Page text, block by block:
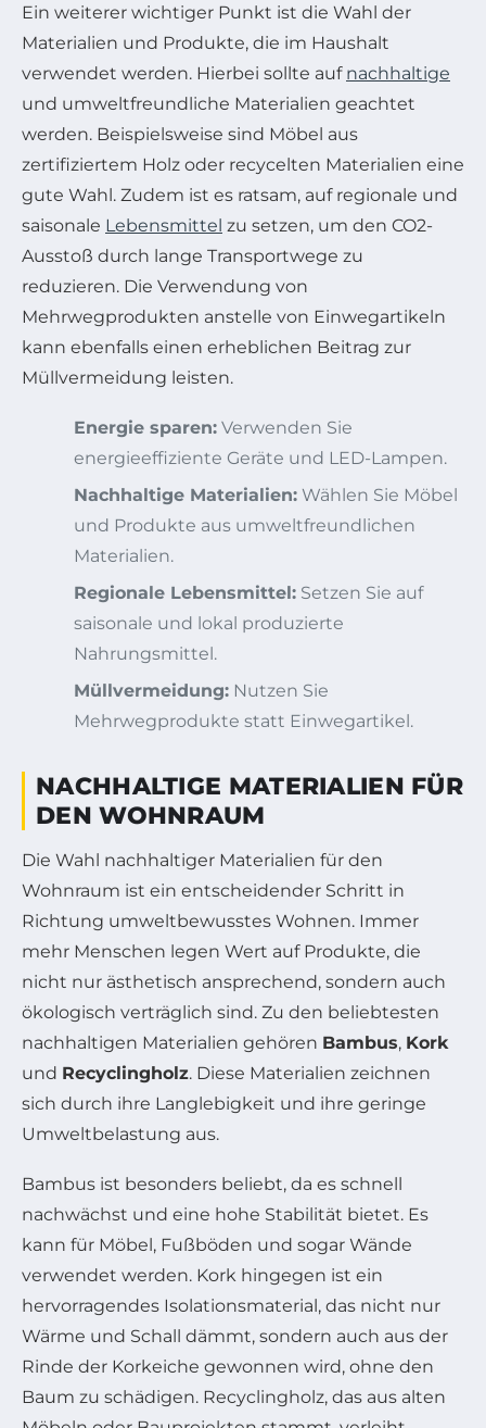
Ein weiterer wichtiger Punkt ist die Wahl der
Materialien und Produkte, die im Haushalt
verwendet werden. Hierbei sollte auf nachhaltige
und umweltfreundliche Materialien geachtet
werden. Beispielsweise sind Möbel aus
zertifiziertem Holz oder recycelten Materialien eine
gute Wahl. Zudem ist es ratsam, auf regionale und
saisonale Lebensmittel zu setzen, um den CO2-
Ausstoß durch lange Transportwege zu
reduzieren. Die Verwendung von
Mehrwegprodukten anstelle von Einwegartikeln
kann ebenfalls einen erheblichen Beitrag zur
Müllvermeidung leisten.
Energie sparen: Verwenden Sie
energieeffiziente Geräte und LED-Lampen.
Nachhaltige Materialien: Wählen Sie Möbel
und Produkte aus umweltfreundlichen
Materialien.
Regionale Lebensmittel: Setzen Sie auf
saisonale und lokal produzierte
Nahrungsmittel.
Müllvermeidung: Nutzen Sie
Mehrwegprodukte statt Einwegartikel.
NACHHALTIGE MATERIALIEN FÜR
DEN WOHNRAUM
Die Wahl nachhaltiger Materialien für den
Wohnraum ist ein entscheidender Schritt in
Richtung umweltbewusstes Wohnen. Immer
mehr Menschen legen Wert auf Produkte, die
nicht nur ästhetisch ansprechend, sondern auch
ökologisch verträglich sind. Zu den beliebtesten
nachhaltigen Materialien gehören Bambus, Kork
und Recyclingholz. Diese Materialien zeichnen
sich durch ihre Langlebigkeit und ihre geringe
Umweltbelastung aus.
Bambus ist besonders beliebt, da es schnell
nachwächst und eine hohe Stabilität bietet. Es
kann für Möbel, Fußböden und sogar Wände
verwendet werden. Kork hingegen ist ein
hervorragendes Isolationsmaterial, das nicht nur
Wärme und Schall dämmt, sondern auch aus der
Rinde der Korkeiche gewonnen wird, ohne den
Baum zu schädigen. Recyclingholz, das aus alten